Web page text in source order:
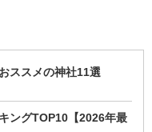
ススメの神社11選
ングTOP10【2026年最